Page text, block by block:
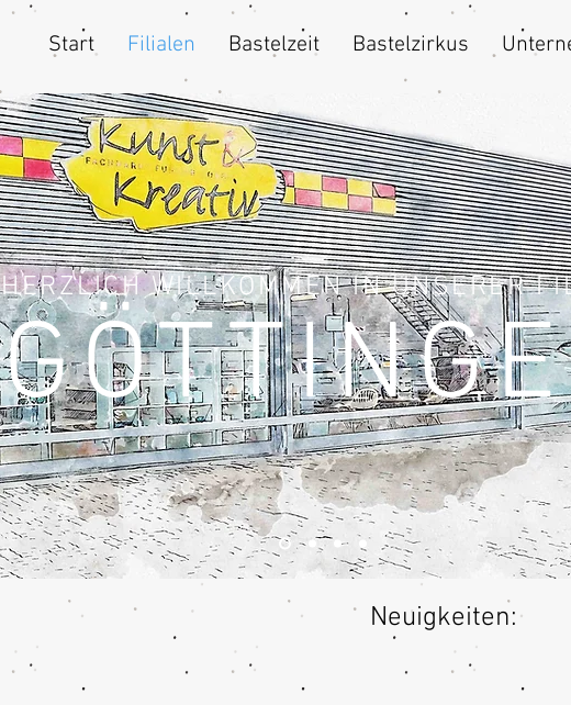
Start Filialen Bastelzeit Bastelzirkus
HERZLICH WILLKOMMEN IN UNSERER
Neuigkeiten: